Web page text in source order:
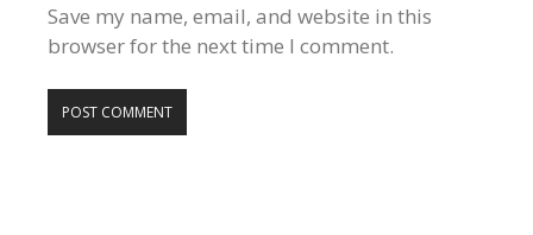
Save my name, email, and website in this
browser for the next time I comment.